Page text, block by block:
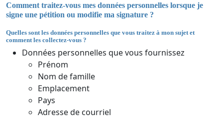
Comment traitez-vous mes données personnelles lorsque je
signe une pétition ou modifie ma signature ?
Quelles sont les données personnelles que vous traitez à mon sujet et
comment les collectez-vous ?
Données personnelles que vous fournissez
Prénom
Nom de famille
Emplacement
Pays
Adresse de courriel